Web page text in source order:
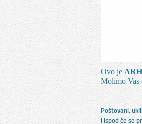
Ovo je
Molimo Vas
Poštovani,
i ispod će se